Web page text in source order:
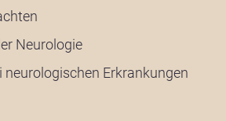
Neurologie
neurologischen Erkrankungen